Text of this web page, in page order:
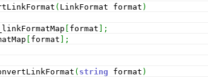
( LinkFormat format )
[ format ] ;
[ format ] ;
( string format )